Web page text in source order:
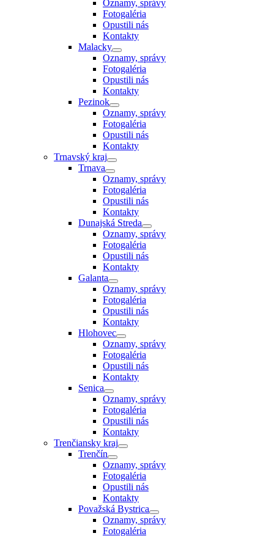
Oznamy, správy
Fotogaléria
Opustili nás
Kontakty
Malacky
Oznamy, správy
Fotogaléria
Opustili nás
Kontakty
Pezinok
Oznamy, správy
Fotogaléria
Opustili nás
Kontakty
Trnavský kraj
Trnava
Oznamy, správy
Fotogaléria
Opustili nás
Kontakty
Dunajská Streda
Oznamy, správy
Fotogaléria
Opustili nás
Kontakty
Galanta
Oznamy, správy
Fotogaléria
Opustili nás
Kontakty
Hlohovec
Oznamy, správy
Fotogaléria
Opustili nás
Kontakty
Senica
Oznamy, správy
Fotogaléria
Opustili nás
Kontakty
Trenčiansky kraj
Trenčín
Oznamy, správy
Fotogaléria
Opustili nás
Kontakty
Považská Bystrica
Oznamy, správy
Fotogaléria